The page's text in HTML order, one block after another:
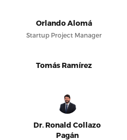
Orlando Alomá
Startup Project Manager
Tomás Ramírez
Dr. Ronald Collazo
Pagán